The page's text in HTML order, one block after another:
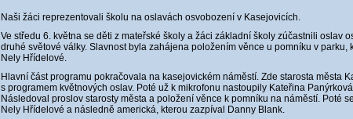
Naši žáci reprezentovali školu na oslavách osvobození v Kasejovicích.
Ve středu 6. května se děti z mateřské školy a žáci základní školy zúčastnili oslav
druhé světové války. Slavnost byla zahájena položením věnce u pomníku v
Nely Hřídelové.
Hlavní část programu pokračovala na kasejovickém náměstí. Zde starosta města
s programem květnových oslav. Poté už k mikrofonu nastoupily Kateřina
Následoval proslov starosty města a položení věnce k pomníku na náměstí. Poté
Nely Hřídelové a následně americká, kterou zazpíval Danny Blank.